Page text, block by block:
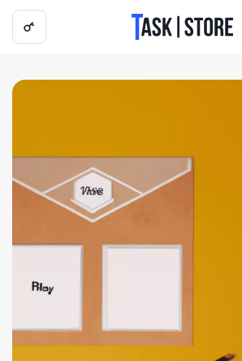
Логотип